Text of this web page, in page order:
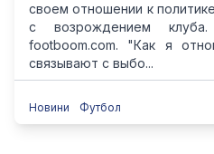
своем отношении к
с возрождением
footboom.com. "Как я
связывают с выбо...
Новини Футбол